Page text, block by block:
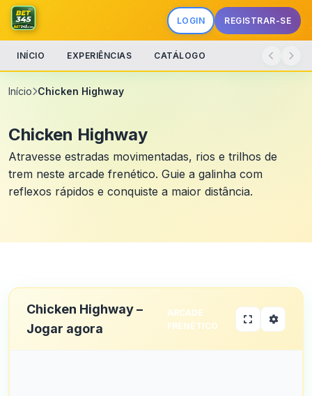
LOGIN REGISTRAR-SE
INÍCIO EXPERIÊNCIAS CATÁLOGO
Início Chicken Highway
Chicken Highway
Atravesse estradas movimentadas, rios e trilhos de
trem neste arcade frenético. Guie a galinha com
reflexos rápidos e conquiste a maior distância.
Chicken Highway –
Jogar agora
ARCADE
FRENÉTICO